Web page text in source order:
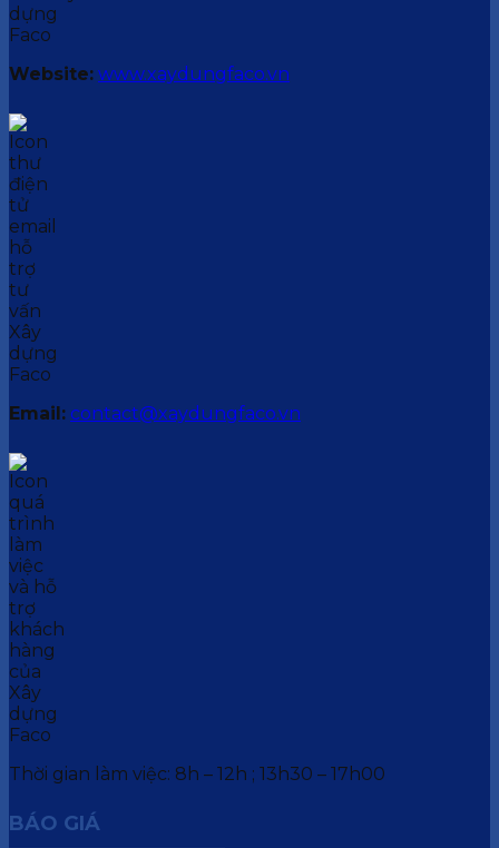
Website: www.xaydungfaco.vn
Email: contact@xaydungfaco.vn
Thời gian làm việc: 8h – 12h ; 13h30 – 17h00
BÁO GIÁ